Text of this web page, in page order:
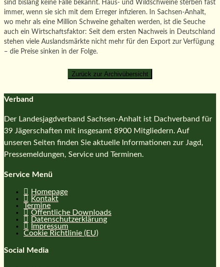
sind bislang keine Fälle bekannt. Haus- und Wildschweine sterben fast
immer, wenn sie sich mit dem Erreger infizieren. In Sachsen-Anhalt,
wo mehr als eine Million Schweine gehalten werden, ist die Seuche
auch ein Wirtschaftsfaktor: Seit dem ersten Nachweis in Deutschland
stehen viele Auslandsmärkte nicht mehr für den Export zur Verfügung
– die Preise sinken in der Folge.
Verband
Der Landesjagdverband Sachsen-Anhalt ist Dachverband für
39 Jägerschaften mit insgesamt 8900 Mitgliedern. Auf
unseren Seiten finden Sie aktuelle Informationen zur Jagd,
Pressemeldungen, Service und Terminen.
Service Menü
Homepage
Kontakt
Termine
Öffentliche Downloads
Datenschutzerklärung
Impressum
Cookie Richtlinie (EU)
Social Media